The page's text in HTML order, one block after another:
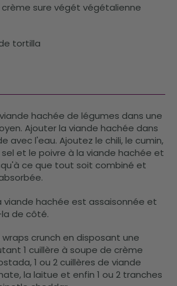
sure végét végétalienne
tortilla
hachée de légumes dans une
Ajouter la viande hachée dans
avec l'eau. Ajoutez le chili, le cumin,
sel et le poivre à la viande hachée et
ce que tout soit combiné et
viande hachée est assaisonnée et
de côté.
crunch en disposant une
1 cuillère à soupe de crème
1 ou 2 cuillères de viande
la laitue et enfin 1 ou 2 tranches